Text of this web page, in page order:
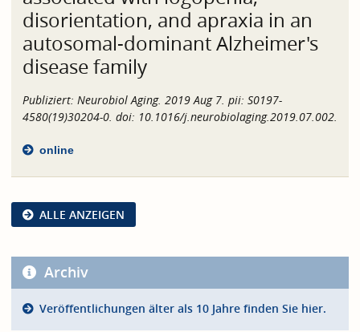
disorientation, and apraxia in an
autosomal-dominant Alzheimer's
disease family
Publiziert: Neurobiol Aging. 2019 Aug 7. pii: S0197-
4580(19)30204-0. doi: 10.1016/j.neurobiolaging.2019.07.002.
online
ALLE ANZEIGEN
Archiv
Veröffentlichungen älter als 10 Jahre finden Sie hier.